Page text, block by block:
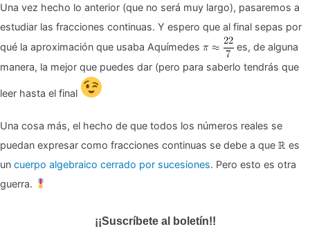
Una vez hecho lo anterior (que no será muy largo), pasaremos a
estudiar las fracciones continuas. Y espero que al final sepas por
qué la aproximación que usaba Aquímedes
es, de alguna
manera, la mejor que puedes dar (pero para saberlo tendrás que
leer hasta el final
Una cosa más, el hecho de que todos los números reales se
puedan expresar como fracciones continuas se debe a que
es
un cuerpo algebraico cerrado por sucesiones. Pero esto es otra
guerra.
¡¡Suscríbete al boletín!!